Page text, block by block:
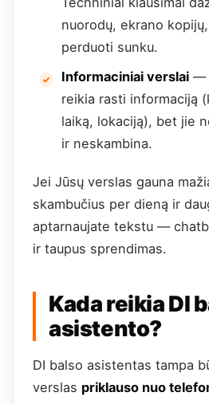
nuorodų, ekrano
perduoti sunku.
Informaciniai verslai —
reikia rasti informaciją
laiką, lokaciją), bet jie
ir neskambina.
Jei Jūsų verslas gauna
skambučius per dieną ir
aptarnaujate tekstu —
ir taupus sprendimas.
Kada reikia DI
asistento?
DI balso asistentas tampa
verslas priklauso nuo